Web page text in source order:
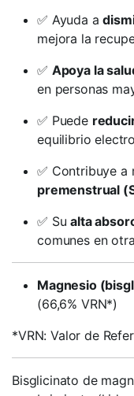
✅ Ayuda a
mejora la
✅ Apoya la
en personas
✅ Puede
equilibrio
✅ Contribuye a
premenstrual
✅ Sualta
comunes en
Magnesio
(66,6% VRN*)
*VRN: Valor de
Bisglicinato de